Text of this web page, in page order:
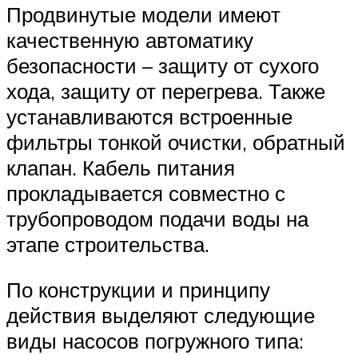
Продвинутые модели имеют
качественную автоматику
безопасности – защиту от сухого
хода, защиту от перегрева. Также
устанавливаются встроенные
фильтры тонкой очистки, обратный
клапан. Кабель питания
прокладывается совместно с
трубопроводом подачи воды на
этапе строительства.
По конструкции и принципу
действия выделяют следующие
виды насосов погружного типа: